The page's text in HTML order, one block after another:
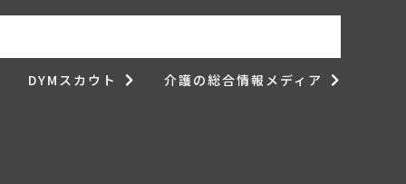
DYMスカウト 介護の総合情報メディア